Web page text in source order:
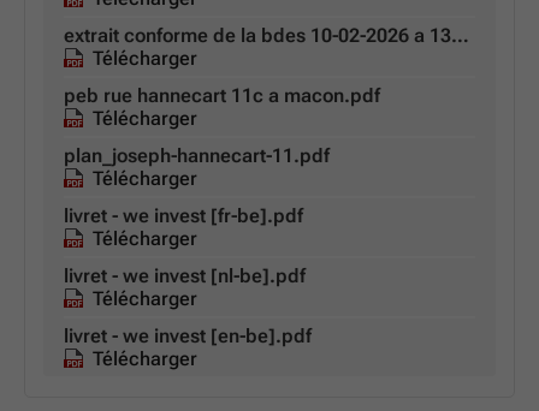
extrait conforme de la bdes 10-02-2026 a 13h14m42s.pdf
Télécharger
peb rue hannecart 11c a macon.pdf
Télécharger
plan_joseph-hannecart-11.pdf
Télécharger
livret - we invest [fr-be].pdf
Télécharger
livret - we invest [nl-be].pdf
Télécharger
livret - we invest [en-be].pdf
Télécharger